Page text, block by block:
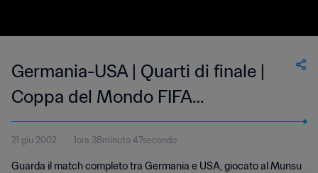
Germania-USA | Quarti di finale |
Coppa del Mondo FIFA
Corea/Giappone 2002 | Match
completo
21 giu 2002 1ora 38minuto 47secondo
Guarda il match completo tra Germania e USA, giocato al Munsu